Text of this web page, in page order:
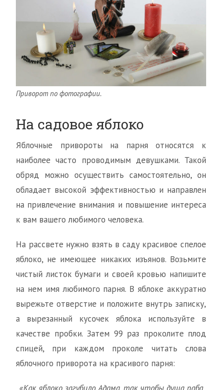
Приворот по фотографии.
На садовое яблоко
Яблочные привороты на парня относятся к
наиболее часто проводимым девушками. Такой
обряд можно осуществить самостоятельно, он
обладает высокой эффективностью и направлен
на привлечение внимания и повышение интереса
к вам вашего любимого человека.
На рассвете нужно взять в саду красивое спелое
яблоко, не имеющее никаких изъянов. Возьмите
чистый листок бумаги и своей кровью напишите
на нем имя любимого парня. В яблоке аккуратно
вырежьте отверстие и положите внутрь записку,
а вырезанный кусочек яблока используйте в
качестве пробки. Затем 99 раз проколите плод
спицей, при каждом проколе читать слова
яблочного приворота на красивого парня: